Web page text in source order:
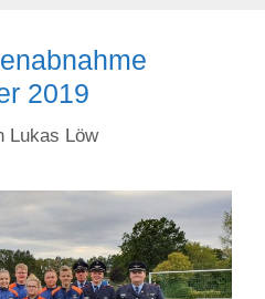
2019
Lukas Löw